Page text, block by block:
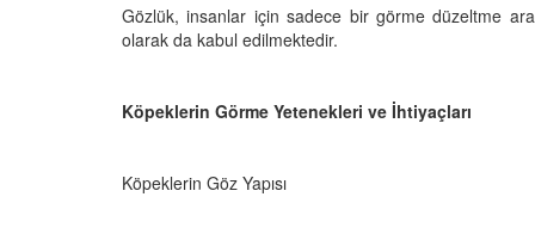
Gözlük, insanlar için sadece bir görme düzeltme
olarak da kabul edilmektedir.
Köpeklerin Görme Yetenekleri ve İhtiyaçları
Köpeklerin Göz Yapısı
Neler
Köpeklerden İnsanlara